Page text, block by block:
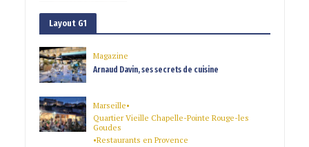
Layout G1
Magazine
Arnaud Davin, ses secrets de cuisine
Marseille•
Quartier Vieille Chapelle-Pointe Rouge-les
Goudes
•Restaurants en Provence